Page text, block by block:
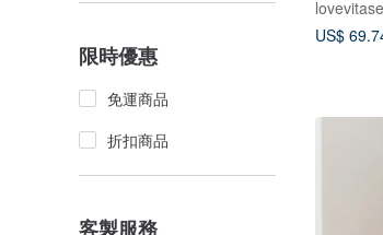
限時優惠
免運商品
折扣商品
客製服務
US$